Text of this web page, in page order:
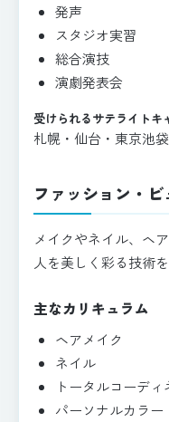
発声
スタジオ実習
総合演技
演劇発表会
受けられるサテライトキ
札幌・仙台・東京池
ファッション・
メイクやネイル、ヘ
人を美しく彩る技術
主なカリキュラム
ヘアメイク
ネイル
トータルコーディ
パーソナルカラー